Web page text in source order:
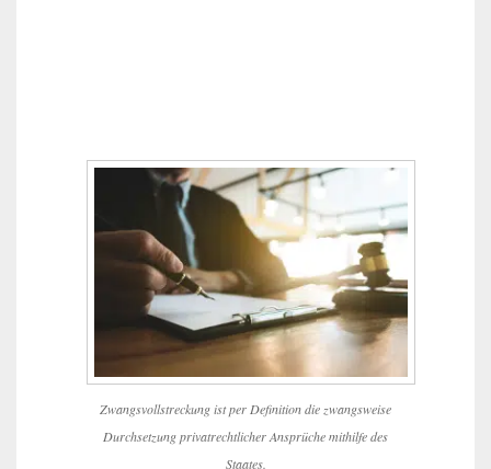
Zwangsvollstreckung ist per Definition die zwangsweise
Durchsetzung privatrechtlicher Ansprüche mithilfe des
Staates.